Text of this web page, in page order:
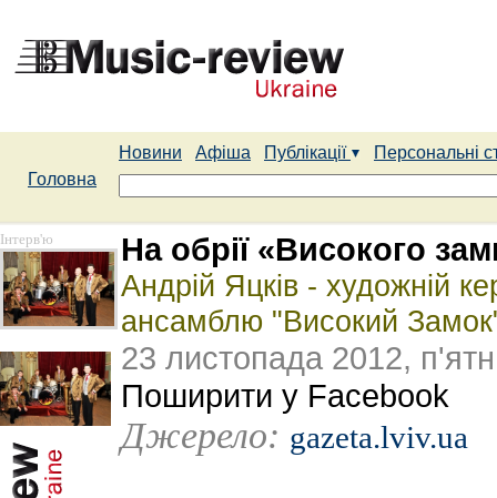
Новини Афіша Публікації
Персональні
Головна
Інтерв'ю На обрії «Високого
Андрій Яцків - художній
ансамблю "Високий
23 листопада 2012,
Поширити у Facebook
Джерело: gazeta.lviv.ua